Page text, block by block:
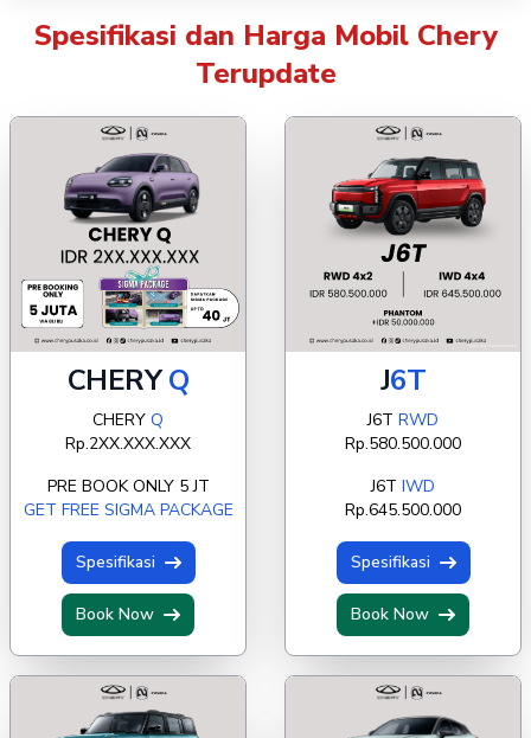
Spesifikasi dan Harga Mobil Chery
Terupdate
CHERYQ
CHERY Q
Rp.2XX.XXX.XXX
PRE BOOK ONLY 5 JT
GET FREE SIGMA PACKAGE
Spesifikasi
Book Now
J6T
J6T RWD
Rp.580.500.000
J6T IWD
Rp.645.500.000
Spesifikasi
Book Now